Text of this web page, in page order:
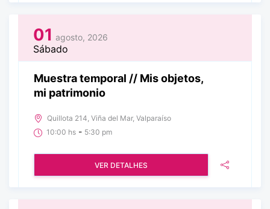
01 agosto, 2026
Sábado
Muestra temporal // Mis objetos,
mi patrimonio
Quillota 214, Viña del Mar, Valparaíso
10:00 hs - 5:30 pm
VER DETALHES